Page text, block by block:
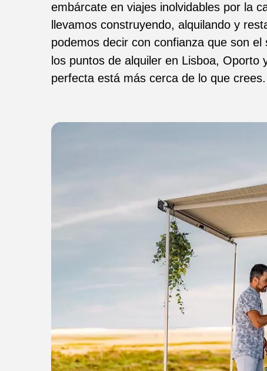
embárcate en viajes inolvidables por la
llevamos construyendo, alquilando y
podemos decir con confianza que son el
los puntos de alquiler en Lisboa, Oporto
perfecta está más cerca de lo que crees.